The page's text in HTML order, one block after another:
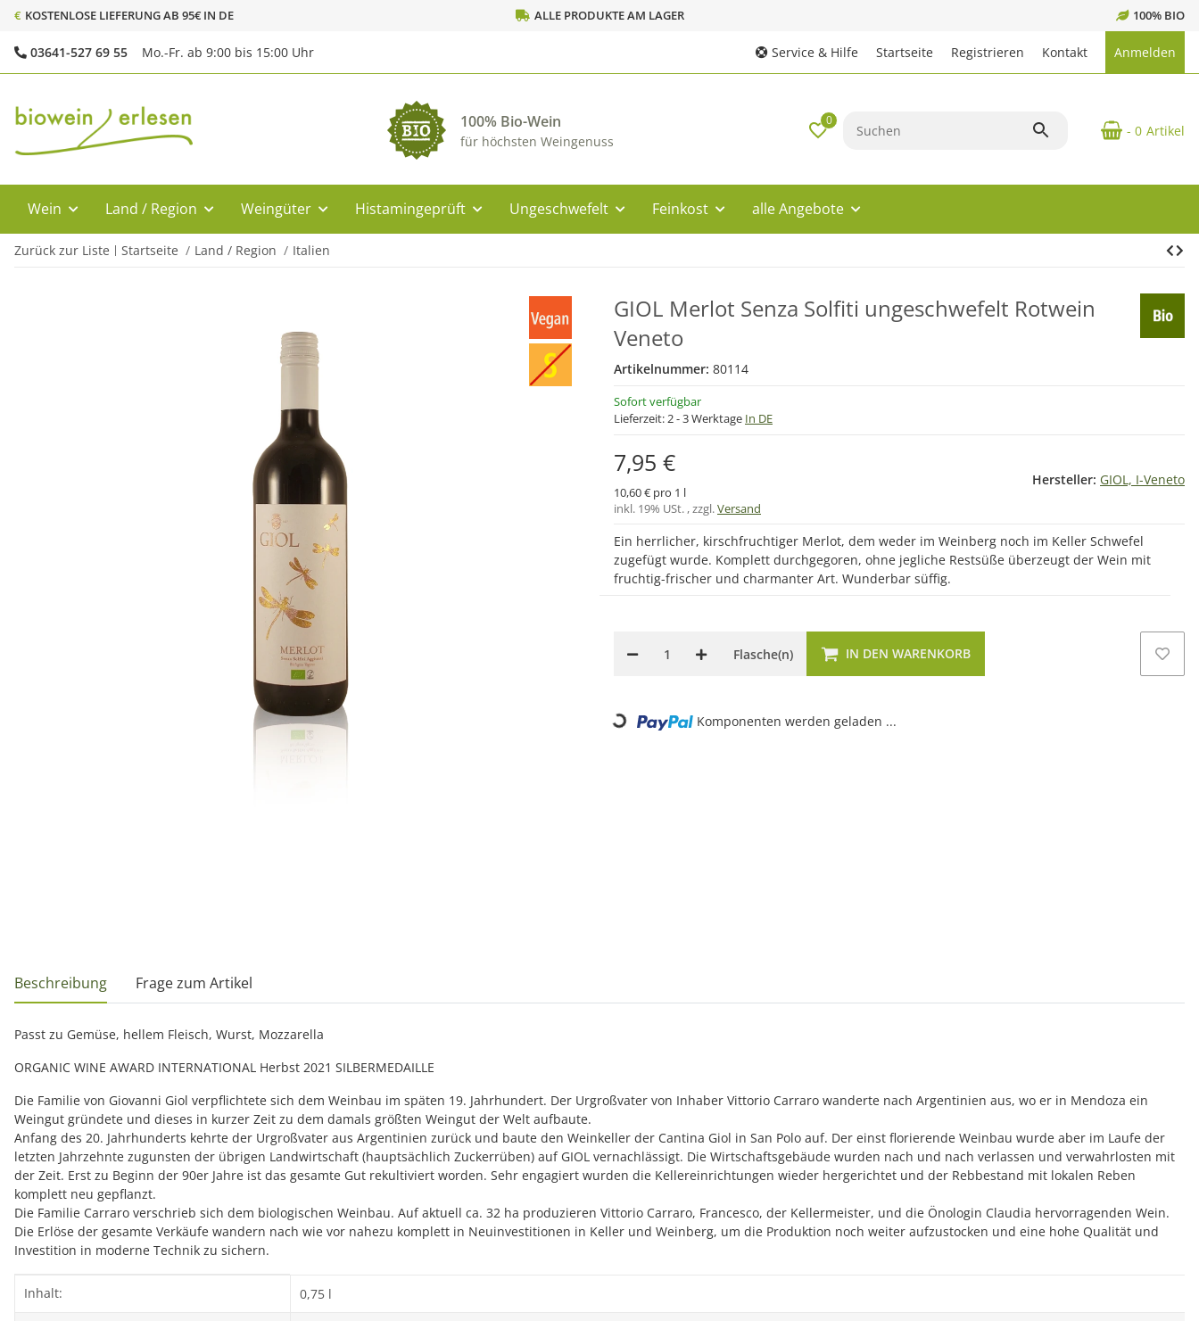
€ KOSTENLOSE LIEFERUNG AB 95€ IN DE ALLE PRODUKTE AM LAGER 100% BIO
03641-527 69 55 Mo.-Fr. ab 9:00 bis 15:00 Uhr Service & Hilfe Startseite Registrieren Kontakt Anmelden
100% Bio-Wein
für höchsten Weingenuss
0
- 0 Artikel
Wein Land / Region Weingüter Histamingeprüft Ungeschwefelt Feinkost alle Angebote
Zurück zur Liste Startseite Land / Region Italien
GIOL Merlot Senza Solfiti ungeschwefelt Rotwein
Veneto
Artikelnummer: 80114
Sofort verfügbar
Lieferzeit:2 - 3 Werktage In DE
7,95 €
10,60 € pro 1 l
inkl. 19% USt. , zzgl.Versand
Hersteller: GIOL, I-Veneto
Ein herrlicher, kirschfruchtiger Merlot, dem weder im Weinberg noch im Keller Schwefel
zugefügt wurde. Komplett durchgegoren, ohne jegliche Restsüße überzeugt der Wein mit
fruchtig-frischer und charmanter Art. Wunderbar süffig.
Flasche(n) IN DEN WARENKORB
Komponenten werden geladen ...
weitere Registerkarten anzeigen
Beschreibung Frage zum Artikel
Passt zu Gemüse, hellem Fleisch, Wurst, Mozzarella
ORGANIC WINE AWARD INTERNATIONAL Herbst 2021 SILBERMEDAILLE
Die Familie von Giovanni Giol verpflichtete sich dem Weinbau im späten 19. Jahrhundert. Der Urgroßvater von Inhaber Vittorio Carraro wanderte nach Argentinien aus, wo er in Mendoza ein
Weingut gründete und dieses in kurzer Zeit zu dem damals größten Weingut der Welt aufbaute.
Anfang des 20. Jahrhunderts kehrte der Urgroßvater aus Argentinien zurück und baute den Weinkeller der Cantina Giol in San Polo auf. Der einst florierende Weinbau wurde aber im Laufe der
letzten Jahrzehnte zugunsten der übrigen Landwirtschaft (hauptsächlich Zuckerrüben) auf GIOL vernachlässigt. Die Wirtschaftsgebäude wurden nach und nach verlassen und verwahrlosten mit
der Zeit. Erst zu Beginn der 90er Jahre ist das gesamte Gut rekultiviert worden. Sehr engagiert wurden die Kellereinrichtungen wieder hergerichtet und der Rebbestand mit lokalen Reben
komplett neu gepflanzt.
Die Familie Carraro verschrieb sich dem biologischen Weinbau. Auf aktuell ca. 32 ha produzieren Vittorio Carraro, Francesco, der Kellermeister, und die Önologin Claudia hervorragenden Wein.
Die Erlöse der gesamte Verkäufe wandern nach wie vor nahezu komplett in Neuinvestitionen in Keller und Weinberg, um die Produktion noch weiter aufzustocken und eine hohe Qualität und
Investition in moderne Technik zu sichern.
Produkteigenschaft
Wert
Inhalt: 0,75 l